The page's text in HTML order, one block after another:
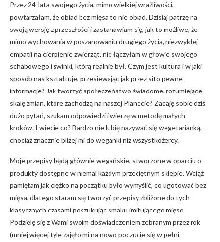
Przez 24-lata swojego życia, mimo wielkiej wrażliwości,
powtarzałam, że obiad bez mięsa to nie obiad. Dzisiaj patrzę na
swoją wersję z przeszłości i zastanawiam się, jak to możliwe, że
mimo wychowania w poszanowaniu drugiego życia, niezwykłej
empatii na cierpienie zwierząt, nie łączyłam w głowie swojego
schabowego i świnki, którą realnie był. Czym jest kultura i w jaki
sposób nas kształtuje, przesiewając jak przez sito pewne
informacje? Jak tworzyć społeczeństwo świadome, rozumiejące
skalę zmian, które zachodzą na naszej Planecie? Zadaję sobie dziś
dużo pytań, szukam odpowiedzi i wierzę w metodę małych
kroków. I wiecie co? Bardzo nie lubię nazywać się wegetarianką,
chociaż znacznie bliżej mi do weganki niż wszystkożercy.
Moje przepisy będą głównie wegańskie, stworzone w oparciu o
produkty dostępne w niemal każdym przeciętnym sklepie. Wciąż
pamiętam jak ciężko na początku było wymyślić, co ugotować bez
mięsa, dlatego staram się tworzyć przepisy zbliżone do tych
klasycznych czasami poszukując smaku imitującego mięso.
Podzielę się z Wami swoim doświadczeniem zebranym przez rok
(mniej więcej tyle zajęło mi na nowo poczucie się w pełni